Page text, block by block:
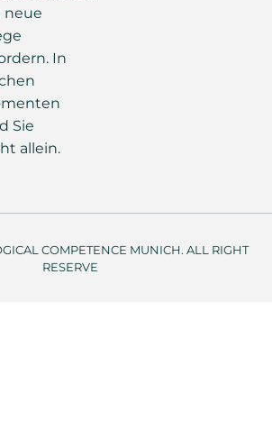
neue
In
Sie
allein.
COMPETENCE MUNICH. ALL RIGHT
RESERVE